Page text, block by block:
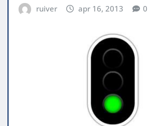
ruiver apr 16, 2013 0